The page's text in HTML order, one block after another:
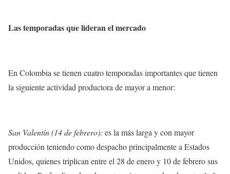
Las temporadas que lideran el mercado
En Colombia se tienen cuatro temporadas importantes que tienen
la siguiente actividad productora de mayor a menor:
San Valentín (14 de febrero): es la más larga y con mayor
producción teniendo como despacho principalmente a Estados
Unidos, quienes triplican entre el 28 de enero y 10 de febrero sus